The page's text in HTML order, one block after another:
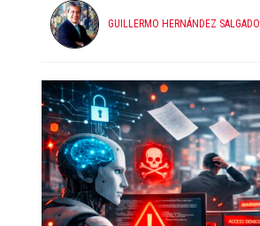
GUILLERMO HERNÁNDEZ SALGADO